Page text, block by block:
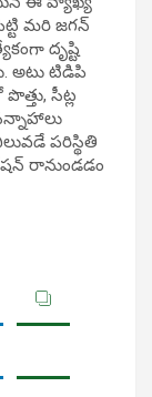
మరి జగన్
దృష్టి
అటు టిడిపి
సీట్ల
పరిస్థితి
రానుండడం